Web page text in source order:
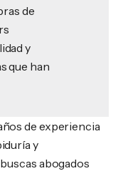
de
y
que han
de experiencia
y
abogados